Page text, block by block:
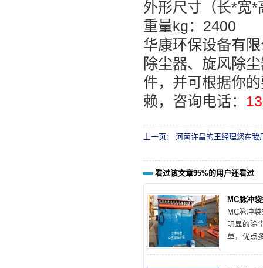
外形尺寸（长*宽
重量kg：2400
华康环保设备有
除尘器、旋风除
件，并可根据你
赖，咨询电话：
上一页： 河南许昌的王经理您在我
看过该文章95%的用户还看过
MC脉冲
MC脉冲
明显的除
单，优点